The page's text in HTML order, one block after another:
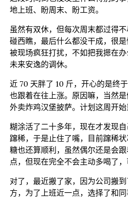
地上班、盼周末、盼工资。
虽然有双休，但每次周末都过得
碰西瞧，最后什么都没干成，很是
被现场疯狂打扰，不如把我摁在
未来安逸的调休。
近 70 天胖了 10 斤，开心的是终
也跟着在往上涨。原因嘛，当然
外卖炸鸡汉堡披萨。计划这周开始
糊涂活了二十多年，现在才发现
蹿稀，于是止住了嘴，目前蹿稀
糖也还算顺利，虽然偶尔还是会
点，但现在完全不会主动多喝了，
对了，最近搬了家，因为公司搬
方，为了上班近一点，选择了和